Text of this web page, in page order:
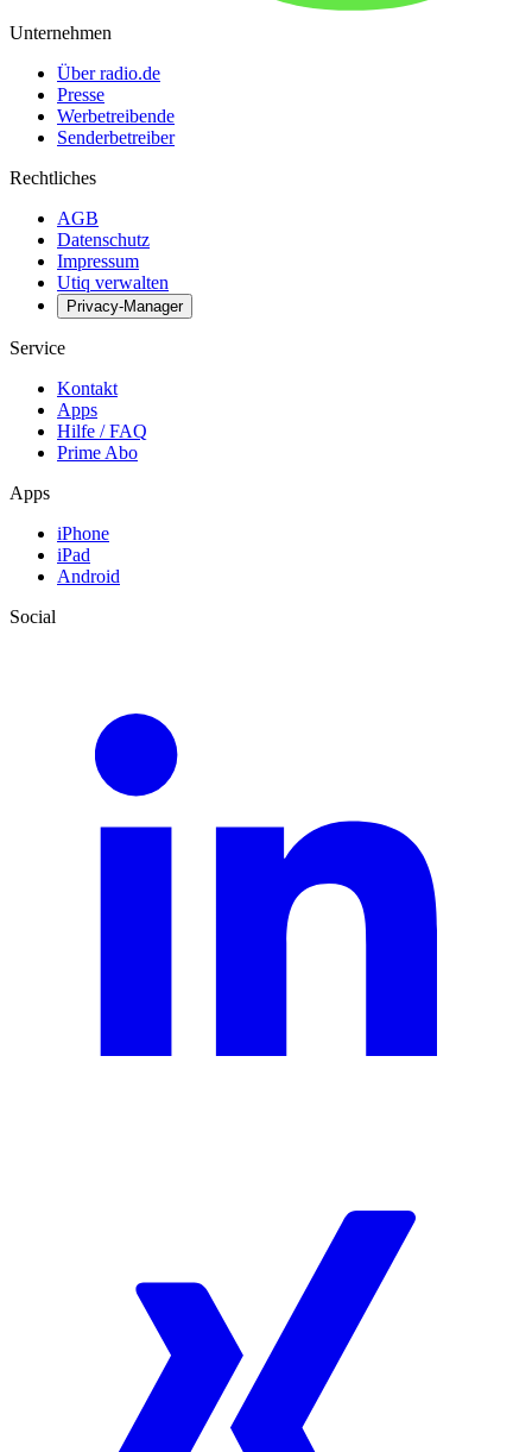
Unternehmen
Über radio.de
Presse
Werbetreibende
Senderbetreiber
Rechtliches
AGB
Datenschutz
Impressum
Utiq verwalten
Privacy-Manager
Service
Kontakt
Apps
Hilfe / FAQ
Prime Abo
Apps
iPhone
iPad
Android
Social